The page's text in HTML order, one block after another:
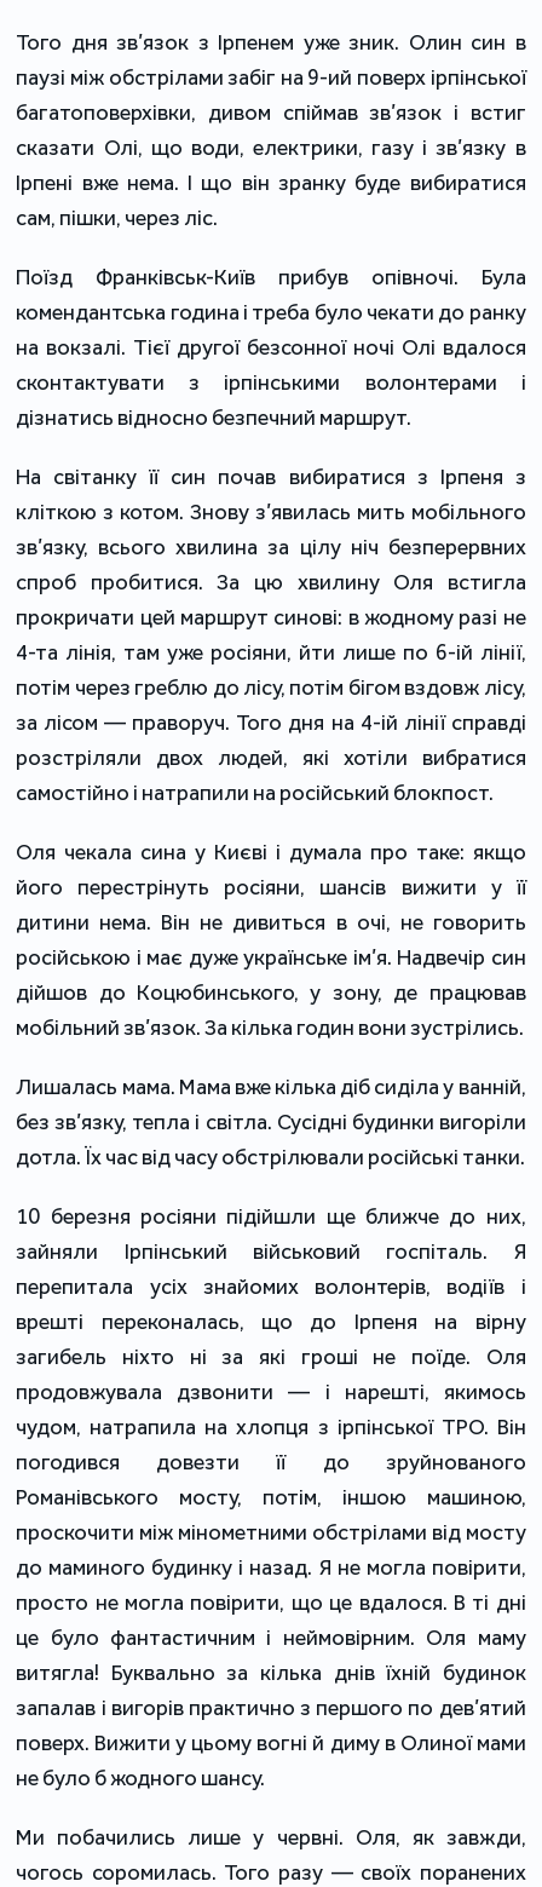
Того дня зв’язок з Ірпенем уже зник. Олин син в
паузі між обстрілами забіг на 9-ий поверх ірпінської
багатоповерхівки, дивом спіймав зв’язок і встиг
сказати Олі, що води, електрики, газу і зв’язку в
Ірпені вже нема. І що він зранку буде вибиратися
сам, пішки, через ліс.
Поїзд Франківськ-Київ прибув опівночі. Була
комендантська година і треба було чекати до ранку
на вокзалі. Тієї другої безсонної ночі Олі вдалося
сконтактувати з ірпінськими волонтерами і
дізнатись відносно безпечний маршрут.
На світанку її син почав вибиратися з Ірпеня з
кліткою з котом. Знову з’явилась мить мобільного
зв’язку, всього хвилина за цілу ніч безперервних
спроб пробитися. За цю хвилину Оля встигла
прокричати цей маршрут синові: в жодному разі не
4-та лінія, там уже росіяни, йти лише по 6-ій лінії,
потім через греблю до лісу, потім бігом вздовж лісу,
за лісом — праворуч. Того дня на 4-ій лінії справді
розстріляли двох людей, які хотіли вибратися
самостійно і натрапили на російський блокпост.
Оля чекала сина у Києві і думала про таке: якщо
його перестрінуть росіяни, шансів вижити у її
дитини нема. Він не дивиться в очі, не говорить
російською і має дуже українське ім’я. Надвечір син
дійшов до Коцюбинського, у зону, де працював
мобільний зв’язок. За кілька годин вони зустрілись.
Лишалась мама. Мама вже кілька діб сиділа у ванній,
без зв’язку, тепла і світла. Сусідні будинки вигоріли
дотла. Їх час від часу обстрілювали російські танки.
10 березня росіяни підійшли ще ближче до них,
зайняли Ірпінський військовий госпіталь. Я
перепитала усіх знайомих волонтерів, водіїв і
врешті переконалась, що до Ірпеня на вірну
загибель ніхто ні за які гроші не поїде. Оля
продовжувала дзвонити — і нарешті, якимось
чудом, натрапила на хлопця з ірпінської ТРО. Він
погодився довезти її до зруйнованого
Романівського мосту, потім, іншою машиною,
проскочити між мінометними обстрілами від мосту
до маминого будинку і назад. Я не могла повірити,
просто не могла повірити, що це вдалося. В ті дні
це було фантастичним і неймовірним. Оля маму
витягла! Буквально за кілька днів їхній будинок
запалав і вигорів практично з першого по дев’ятий
поверх. Вижити у цьому вогні й диму в Олиної мами
не було б жодного шансу.
Ми побачились лише у червні. Оля, як завжди,
чогось соромилась. Того разу — своїх поранених